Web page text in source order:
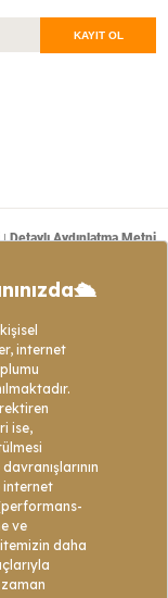
|Detaylı Aydınlatma Metni
içeriklerinin telif
veya çoğaltılamaz.
Web Tasarım: Data1